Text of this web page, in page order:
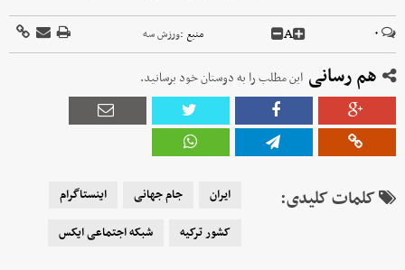
۰ A منبع :ورزش سه
هم رسانی این مطلب را به دوستان خود برسانید.
کلمات کلیدی: ایران جام جهانی
اینستاگرام
کشور ترکیه
شبکه اجتماعی ایکس